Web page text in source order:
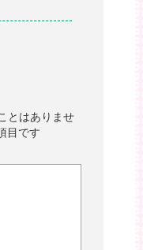
とはありませ
目です